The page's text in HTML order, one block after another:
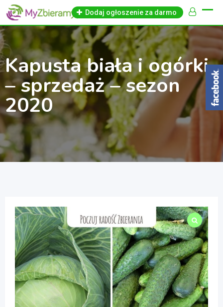
Skip
content
Dodaj ogłoszenie za darmo
Kapusta biała i ogórki
– sprzedaż – sezon
2020